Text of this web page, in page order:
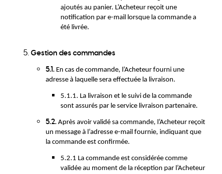
ajoutés au panier. L’Acheteur reçoit une
notification par e-mail lorsque la commande a
été livrée.
Gestion des commandes
5.1. En cas de commande, l’Acheteur fourni une
adresse à laquelle sera effectuée la livraison.
5.1.1. La livraison et le suivi de la commande
sont assurés par le service livraison partenaire.
5.2. Après avoir validé sa commande, l’Acheteur reçoit
un message à l’adresse e-mail fournie, indiquant que
la commande est confirmée.
5.2.1 La commande est considérée comme
validée au moment de la réception par l’Acheteur